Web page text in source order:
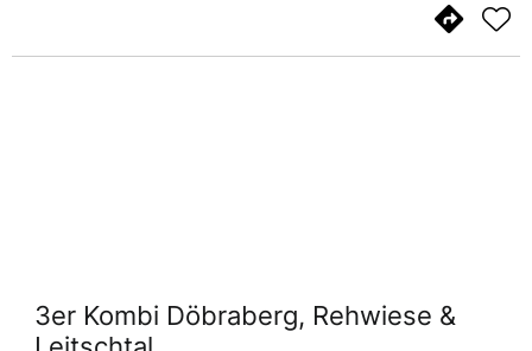
3er Kombi Döbraberg, Rehwiese &